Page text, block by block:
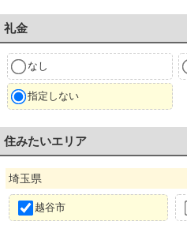
礼金
なし
指定しない
住みたいエリア
埼玉県
越谷市